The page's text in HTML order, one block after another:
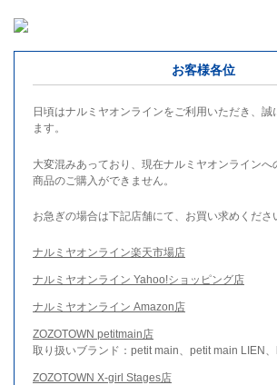
お客様各位
日頃はナルミヤオンラインをご利用いただき、
ます。
大変混みあっており、現在ナルミヤオンラインへ
商品のご購入ができません。
お急ぎの場合は下記店舗にて、お買い求めくださ
ナルミヤオンライン楽天市場店
ナルミヤオンライン Yahoo!ショッピング店
ナルミヤオンライン Amazon店
ZOZOTOWN petitmain店
取り扱いブランド：petit main、petit main LIEN
ZOZOTOWN X-girl Stages店